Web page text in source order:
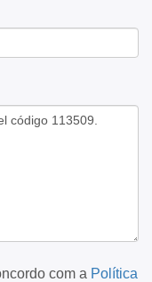
com a Política